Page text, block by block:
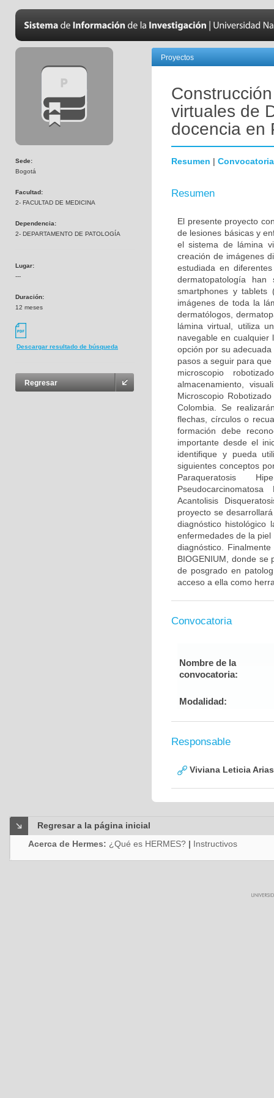
Sede:
Bogotá
Facultad:
2- FACULTAD DE MEDICINA
Dependencia:
2- DEPARTAMENTO DE PATOLOGÍA
Lugar:
---
Duración:
12 meses
Descargar resultado de búsqueda
Regresar
Proyectos
virtuales de
docencia en
Resumen | Convocatoria
Resumen
El presente proyecto
de lesiones básicas y
el sistema de lámina
creación de imágenes
estudiada en
dermatopatología
smartphones y tablets
imágenes de toda la
dermatólogos,
lámina virtual, utiliza
navegable en
opción por su
pasos a seguir para
microscopio
almacenamiento,
Microscopio
Colombia. Se
flechas, círculos o
formación debe
importante desde el
identifique y pueda
siguientes conceptos
Paraqueratosis
Acantolisis
proyecto se
diagnóstico histológico
enfermedades de la
diagnóstico.
BIOGENIUM, donde se
de posgrado en
acceso a ella como
Convocatoria
Nombre de la
convocatoria:
Modalidad:
Responsable
Viviana Leticia
Regresar a la página inicial
Acerca de Hermes: ¿Qué es HERMES? | Instructivos